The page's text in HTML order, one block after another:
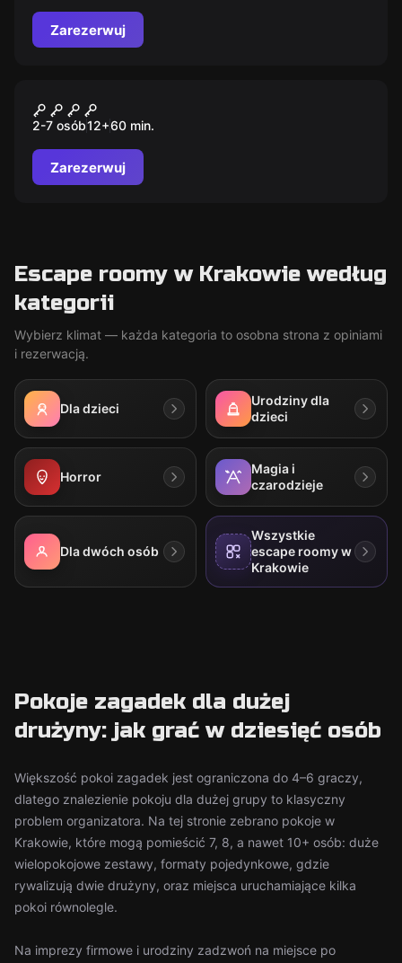
Zarezerwuj
Da Vinci zagraj z Geniuszem
w escape room
2-7 osób12+60 min.
Zarezerwuj
Escape roomy w Krakowie według
kategorii
Wybierz klimat — każda kategoria to osobna strona z opiniami
i rezerwacją.
Dla dzieci
Urodziny dla
dzieci
Horror
Magia i
czarodzieje
Dla dwóch osób
Wszystkie
escape roomy w
Krakowie
Pokoje zagadek dla dużej
drużyny: jak grać w dziesięć osób
Większość pokoi zagadek jest ograniczona do 4–6 graczy,
dlatego znalezienie pokoju dla dużej grupy to klasyczny
problem organizatora. Na tej stronie zebrano pokoje w
Krakowie, które mogą pomieścić 7, 8, a nawet 10+ osób: duże
wielopokojowe zestawy, formaty pojedynkowe, gdzie
rywalizują dwie drużyny, oraz miejsca uruchamiające kilka
pokoi równolegle.
Na imprezy firmowe i urodziny zadzwoń na miejsce po